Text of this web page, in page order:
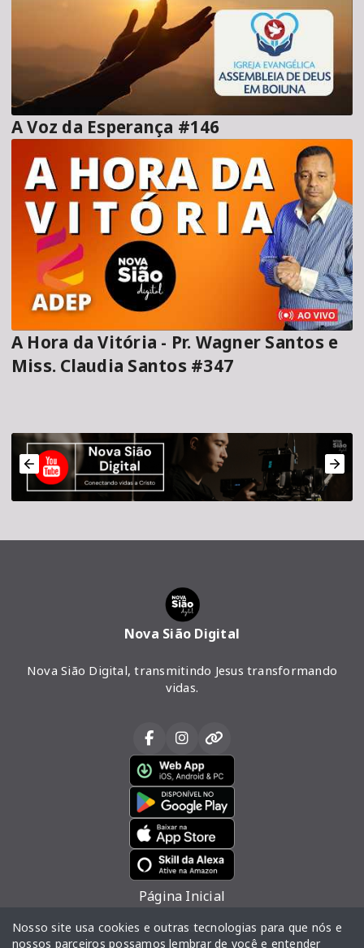
A Voz da Esperança #146
A Hora da Vitória - Pr. Wagner Santos e
Miss. Claudia Santos #347
Nova Sião Digital
Nova Sião Digital, transmitindo Jesus transformando
vidas.
Página Inicial
Vídeos
Nosso site usa cookies e outras tecnologias para que nós e
nossos parceiros possamos lembrar de você e entender